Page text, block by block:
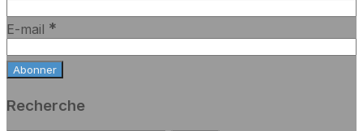
E-mail *
Recherche